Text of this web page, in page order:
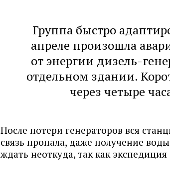
Группа быстро
апреле произошла
от энергии дизель-
отдельном здании.
через четыре
После потери генераторов вся
связь пропала, даже получение
ждать неоткуда, так как